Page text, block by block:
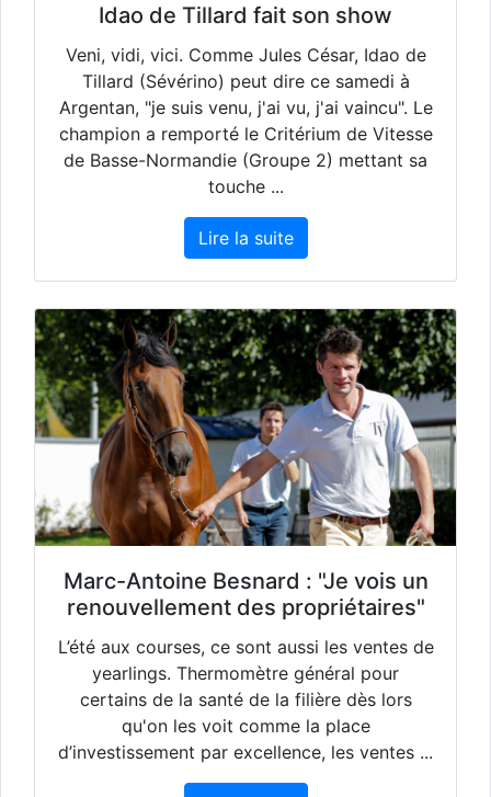
Idao de Tillard fait son show
Veni, vidi, vici. Comme Jules César, Idao de
Tillard (Sévérino) peut dire ce samedi à
Argentan, "je suis venu, j'ai vu, j'ai vaincu". Le
champion a remporté le Critérium de Vitesse
de Basse-Normandie (Groupe 2) mettant sa
touche ...
Lire la suite
Marc-Antoine Besnard : "Je vois un
renouvellement des propriétaires"
L’été aux courses, ce sont aussi les ventes de
yearlings. Thermomètre général pour
certains de la santé de la filière dès lors
qu'on les voit comme la place
d’investissement par excellence, les ventes ...